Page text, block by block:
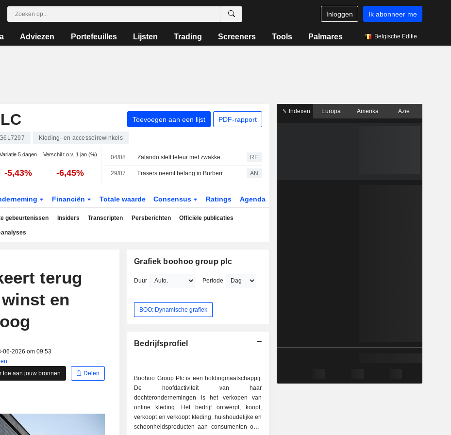
Inloggen Ik abonneer me
Adviezen Portefeuilles Lijsten Trading Screeners Tools Palmares Belgische Editie
Toevoegen aan een lijst PDF-rapport
Kleding- en accessoirewinkels
Variatie 5 dagen Verschil t.o.v. 1 jan (%)
-5,43% -6,45%
04/08 Zalando stelt teleur met zwakke groei en vooruitzichten RE
29/07 Frasers neemt belang in Burberry en vergroot blootstelling aan luxesector AN
Financiën Totale waarde Consensus Ratings Agenda
gebeurtenissen Insiders Transcripten Persberichten Officiële publicaties
terug
en
06-2026 om 09:53
toe aan jouw bronnen
Delen
Grafiek boohoo group plc
Duur Periode
BOO: Dynamische grafiek
Bedrijfsprofiel
Boohoo Group Plc is een holdingmaatschappij.
De hoofdactiviteit van haar
dochterondernemingen is het verkopen van
online kleding. Het bedrijf ontwerpt, koopt,
verkoopt en verkoopt kleding, huishoudelijke en
schoonheidsproducten aan consumenten over
Indexen Europa Amerika Azië